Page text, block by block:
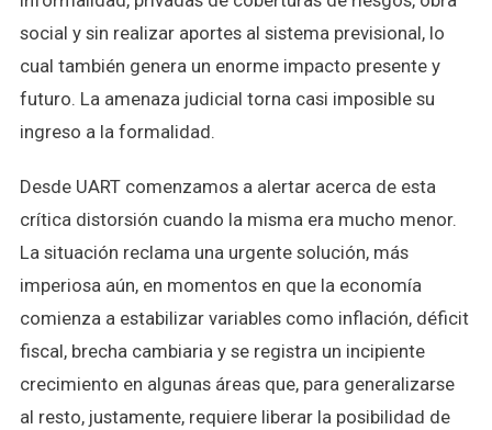
social y sin realizar aportes al sistema previsional, lo
cual también genera un enorme impacto presente y
futuro. La amenaza judicial torna casi imposible su
ingreso a la formalidad.
Desde UART comenzamos a alertar acerca de esta
crítica distorsión cuando la misma era mucho menor.
La situación reclama una urgente solución, más
imperiosa aún, en momentos en que la economía
comienza a estabilizar variables como inflación, déficit
fiscal, brecha cambiaria y se registra un incipiente
crecimiento en algunas áreas que, para generalizarse
al resto, justamente, requiere liberar la posibilidad de